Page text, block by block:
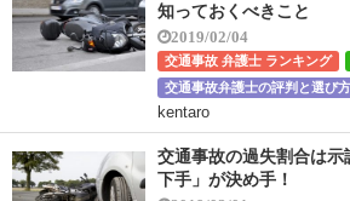
知っておくべきこと
2019/02/04
交通事故 弁護士 ランキング
交通事故弁護士の評判と選び方
kentaro
交通事故の過失割合は
下手」が決め手！